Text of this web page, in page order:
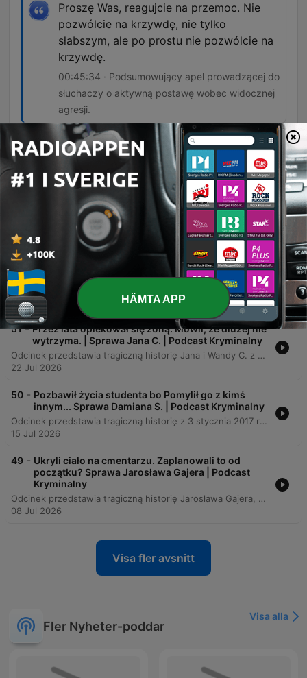
Proszę Was, reagujcie na przemoc. Nie
pozwólcie na krzywdę, nie tylko
słabszym, ale po prostu nie pozwólcie na
krzywdę.
00:45:34 · Podsumowujący apel prowadzącej do
słuchaczy o aktywną postawę wobec widocznej
agresji.
Avsnitt
Ojciec zamienił dom w piekło. Krzyczała tylko:
„Ratujcie mamę”. | Podcast Kryminalny
Odcinek przedstawia tragiczną historię rodziny Milewskich z miejscowości Drewnowo, gdzie wieloletnia przemoc domowa stosowana przez Jana doprowadziła do śmierci jego żony Marii oraz trwałego kalectwa córki Violetty. Narracja ukazuje mechanizmy psychologicznego uzależnienia ofiar od sprawcy oraz bezradność instytucji i systemowych luk w procedurze niebieskiej karty. Słuchacze poznają kulisy brutalnego ataku nożem, proces sądowy kończący się wyrokiem dożywocia oraz dramatyczną walkę o przetrwanie dzieci, które stały się tarczami dla matki. Całość wieńczy apel o aktywną reakcję na widoczną przemoc w otoczeniu.
05 Aug 2026
52
Miała 16 lat. Wszystko wydarzyło się w drodze na
autobus. | Podcast Kryminalny
Odcinek przedstawia tragiczną historię 16-letniej Ewy z Jankowej Żarskiej, opisując jej życie, okoliczności zaginięcia oraz dramatyczne odkrycie ciała w lesie. Narracja ukazuje błędy w śledztwie, które doprowadziły do błędnego oskarżenia niewinnej osoby, zanim prawdziwymi sprawcami okazały się dwaj nastolatkowie. Analiza obejmuje również kulminację dochodzenia, mechanizm działania fałszywego świadka oraz zestawienie trzech różnych spraw zaginięć dziewcząt o imieniu Ewa. Autorka porusza kwestie odpowiedzialności karnej nieletnich oraz biologicznych podstaw impulsywności u młodych ludzi.
29 Jul 2026
51 - Przez lata opiekował się żoną. Mówił, że dłużej nie
wytrzyma. | Sprawa Jana C. | Podcast Kryminalny
Odcinek przedstawia tragiczną historię Jana i Wandy C. z Trzcinicy, których spokojne życie na Podkarpaciu zostało zniszczone przez postępujące choroby neurologiczne. Proces chorobowy Wandy oraz stan zdrowia Jana po udarze doprowadziły do ogromnego ciężaru opieki, co ostatecznie skłoniło Jana do dokonania zabójstwa żony i próby odebrania sobie życia. Analiza sprawy wskazuje na złożoność motywacji sprawcy, który działał w celu zakończenia cierpienia bliskiej osoby. Historia ta staje się punktem wyjścia do refleksji nad problemem systemowej samotności opiekunów osób ciężko chorych.
22 Jul 2026
50 - Pozbawił życia studenta bo Pomylił go z kimś
innym... Sprawa Damiana S. | Podcast Kryminalny
Odcinek przedstawia tragiczną historię z 3 stycznia 2017 roku w Krakowie, gdzie planowana zemsta Damiana S. doprowadziła do śmierci Mateusza Schmidta. Narracja kontrastuje życie ambitnego młodego człowieka z brutalną spiralą przemocy sprawcy, który po przypadkowym pobiciu postanowił dokonać krwawego odwetu. Opis przebiegu ataku, w którym doszło do tragicznej pomyłki podczas stłuczki samochodowej, oraz proces sądowy skupiający się na kwestii zamiaru sprawcy. Całość obejmuje również analizę wyroków dla uczestników zdarzenia, rolę alkoholu w przestępstwach oraz ostateczne podtrzymanie kary dożywocia przez sąd apelacyjny.
15 Jul 2026
49 - Ukryli ciało na cmentarzu. Zaplanowali to od
początku? Sprawa Jarosława Gajera | Podcast
Kryminalny
Odcinek przedstawia tragiczną historię Jarosława Gajera, który został zamordowany przez Dawida i jego wspólnika, Sebastiana, podczas rzekomego ogniska. Zbrodnia, motywowana chęcią przejęcia majątku i uniknięcia finansowej zależności, wiązała się z brutalnymi torturami oraz próbą ukrycia ciała w cudzym grobie. Analiza sprawy obejmuje skomplikowaną, asymetryczną relację między ofiarą a sprawcą, naznaczoną mechanizmami kontroli i traumatycznej więzi. Materiał przybliża również przebieg procesu sądowego, wyroki skazujące oraz psychologiczne i systemowe aspekty tej tragedii.
08 Jul 2026
Visa fler avsnitt
Fler Nyheter-poddar
Visa alla
HÄMTA APP